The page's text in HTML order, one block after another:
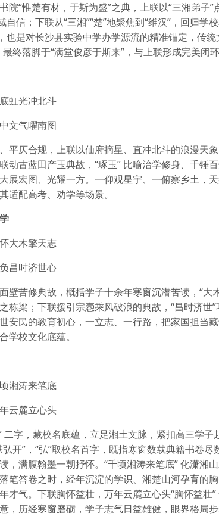
院“惟楚有材，于斯为盛”之典，上联以“三湘弟子
自信；下联从“三湘”“楚”地聚焦到“维汉”，回归
也是对长沙县实验中学办学源流的精准锚定，传
终落脚于“满堂俊彦于斯来”，与上联形成完美闭
虹光冲北斗
文气曜南图
平仄合规，上联以仙府摘星、直冲北斗的浪漫天
动古蓝田产玉典故，“琢玉” 比喻治学修身、千锤
展宏图、光耀一方。一仰观星宇、一俯察乡土，
适配高考、劝学等场景。
大木擎天志
昌时济世心
壁苦修典故，概括学子十余年寒窗沉潜苦读，“大
栋梁；下联援引宗悫乘风破浪的典故，“昌时济世
安民的教育初心，一立志、一行路，把家国担当
学校文化底蕴。
湘涛来笔底
云麓立心头
二字，藏校名底蕴，立足湘土文脉，紧扣高三学
开”，“弘”取校名首字，既指寒窗数载典籍书卷
，满腹翰墨一朝抒怀。“千顷湘涛来笔底” 化潇湘
笔答卷之时，经年沉淀的学识、湘楚山河孕育的
才气。下联胸怀益壮，万年云麓立心头“胸怀益壮
，历经寒窗磨砺，学子志气日益雄健，眼界格局步